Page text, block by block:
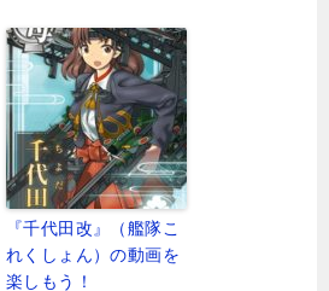
『千代田改』（艦隊こ
れくしょん）の動画を
楽しもう！